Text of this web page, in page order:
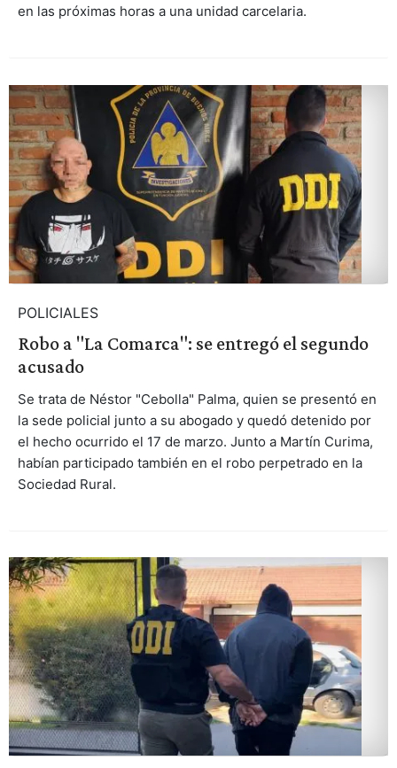
en las próximas horas a una unidad carcelaria.
POLICIALES
Robo a "La Comarca": se entregó el segundo
acusado
Se trata de Néstor "Cebolla" Palma, quien se presentó en
la sede policial junto a su abogado y quedó detenido por
el hecho ocurrido el 17 de marzo. Junto a Martín Curima,
habían participado también en el robo perpetrado en la
Sociedad Rural.